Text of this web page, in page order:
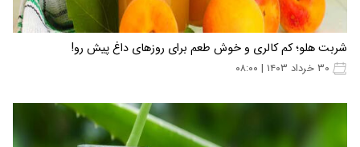
شربت هلو؛ کم کالری و خوش طعم برای روزهای داغ پیش رو!